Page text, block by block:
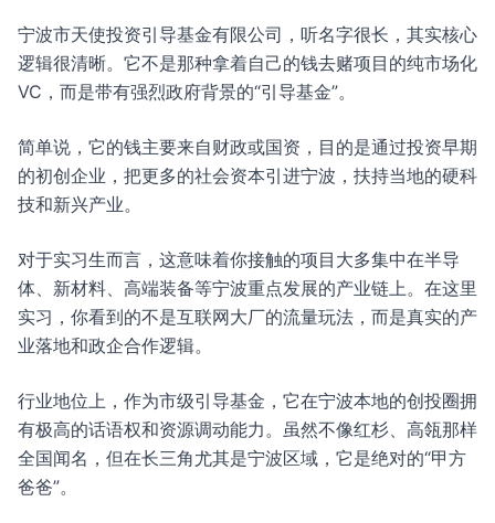
宁波市天使投资引导基金有限公司，听名字很长，其实核心
逻辑很清晰。它不是那种拿着自己的钱去赌项目的纯市场化
VC，而是带有强烈政府背景的“引导基金”。
简单说，它的钱主要来自财政或国资，目的是通过投资早期
的初创企业，把更多的社会资本引进宁波，扶持当地的硬科
技和新兴产业。
对于实习生而言，这意味着你接触的项目大多集中在半导
体、新材料、高端装备等宁波重点发展的产业链上。在这里
实习，你看到的不是互联网大厂的流量玩法，而是真实的产
业落地和政企合作逻辑。
行业地位上，作为市级引导基金，它在宁波本地的创投圈拥
有极高的话语权和资源调动能力。虽然不像红杉、高瓴那样
全国闻名，但在长三角尤其是宁波区域，它是绝对的“甲方
爸爸”。